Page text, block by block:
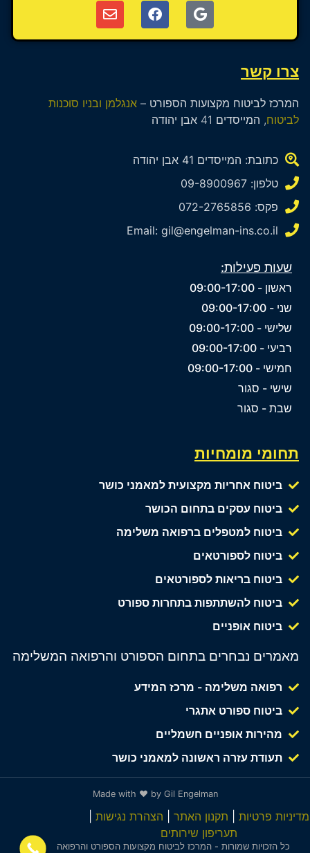
צרו קשר
המרכז לביטוח מקצועות הספורט – אנגלמן ובניו סוכנות
לביטוח, המייסדים 41 אבן יהודה
כתובת: המייסדים 41 אבן יהודה
טלפון: 09-8900967
פקס: 072-2765856
Email: gil@engelman-ins.co.il
שעות פעילות:
ראשון - 09:00-17:00
שני - 09:00-17:00
שלישי - 09:00-17:00
רביעי - 09:00-17:00
חמישי - 09:00-17:00
שישי - סגור
שבת - סגור
תחומי מומחיות
ביטוח אחריות מקצועית למאמני כושר
ביטוח עסקים בתחום הכושר
ביטוח למטפלים ברפואה משלימה
ביטוח לספורטאים
ביטוח בריאות לספורטאים
ביטוח להשתתפות בתחרות ספורט
ביטוח אופניים
מאמרים נבחרים בתחום הספורט והרפואה המשלימה
רפואה משלימה - מרכז המידע
ביטוח ספורט אתגרי
מהירות אופניים חשמליים
תעודת עזרה ראשונה למאמני כושר
כל הזכויות שמורות - המרכז לביטוח מקצועות הספורט והרפואה
מדיניות פרטיות תקנון האתר הצהרת נגישות
תעריפון שירותים
Made with ❤ by Gil Engelman